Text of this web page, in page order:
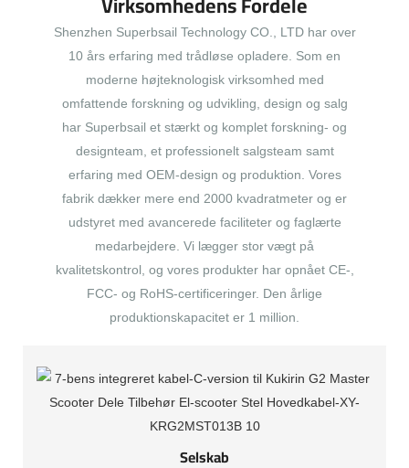
Shenzhen Superbsail Technology CO., LTD har over
10 års erfaring med trådløse opladere. Som en
moderne højteknologisk virksomhed med
omfattende forskning og udvikling, design og salg
har Superbsail et stærkt og komplet forskning- og
designteam, et professionelt salgsteam samt
erfaring med OEM-design og produktion. Vores
fabrik dækker mere end 2000 kvadratmeter og er
udstyret med avancerede faciliteter og faglærte
medarbejdere. Vi lægger stor vægt på
kvalitetskontrol, og vores produkter har opnået CE-,
FCC- og RoHS-certificeringer. Den årlige
produktionskapacitet er 1 million.
Selskab